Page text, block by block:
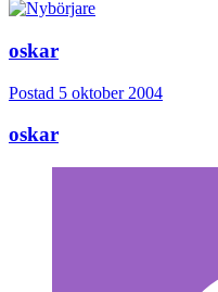
oskar
Postad 5 oktober 2004
oskar